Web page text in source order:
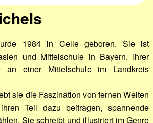
1984 in Celle geboren. Sie ist
und Mittelschule in Bayern. Ihrer
an einer Mittelschule im Landkreis
sie die Faszination von fernen Welten
Teil dazu beitragen, spannende
Sie schreibt und illustriert im Genre